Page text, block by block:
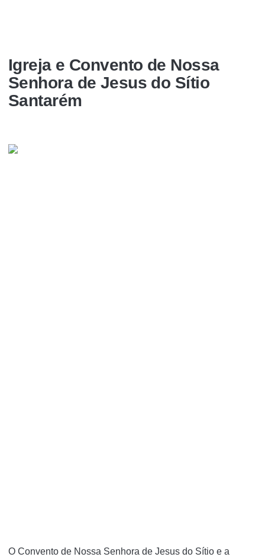
Igreja e Convento de Nossa
Senhora de Jesus do Sí­tio
Santarém
O Convento de Nossa Senhora de Jesus do Sí­tio e a